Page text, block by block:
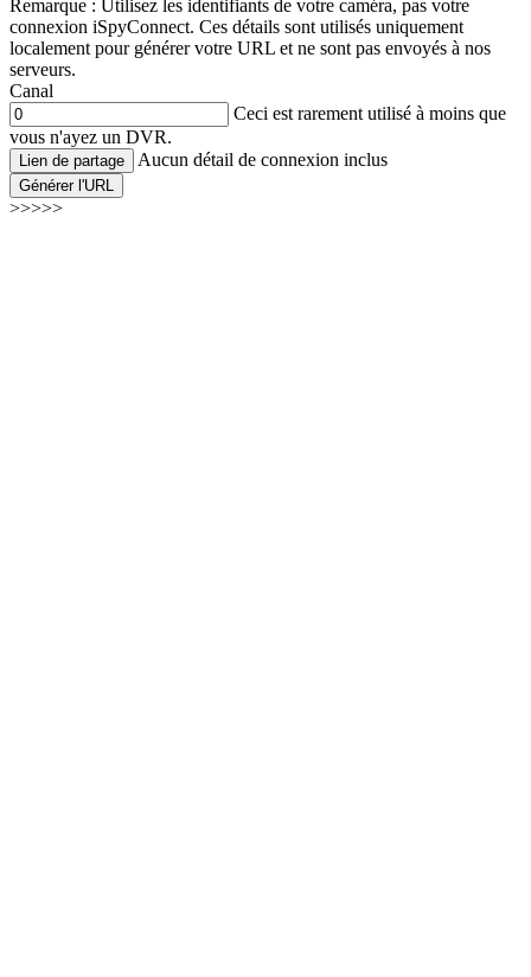
Remarque : Utilisez les identifiants de votre caméra, pas votre
connexion iSpyConnect. Ces détails sont utilisés uniquement
localement pour générer votre URL et ne sont pas envoyés à nos
serveurs.
Canal
Ceci est rarement utilisé à moins que
vous n'ayez un DVR.
Lien de partage Aucun détail de connexion inclus
Générer l'URL
>>>>>